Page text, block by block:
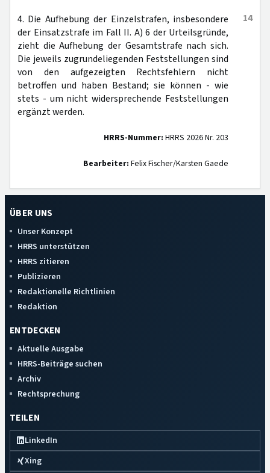
14
4. Die Aufhebung der Einzelstrafen, insbesondere
der Einsatzstrafe im Fall II. A) 6 der Urteilsgründe,
zieht die Aufhebung der Gesamtstrafe nach sich.
Die jeweils zugrundeliegenden Feststellungen sind
von den aufgezeigten Rechtsfehlern nicht
betroffen und haben Bestand; sie können - wie
stets - um nicht widersprechende Feststellungen
ergänzt werden.
HRRS-Nummer: HRRS 2026 Nr. 203
Bearbeiter: Felix Fischer/Karsten Gaede
ÜBER UNS
Unser Konzept
HRRS unterstützen
HRRS zitieren
Publizieren
Redaktionelle Richtlinien
Redaktion
ENTDECKEN
Aktuelle Ausgabe
HRRS-Beiträge suchen
Archiv
Rechtsprechung
TEILEN
LinkedIn
Xing